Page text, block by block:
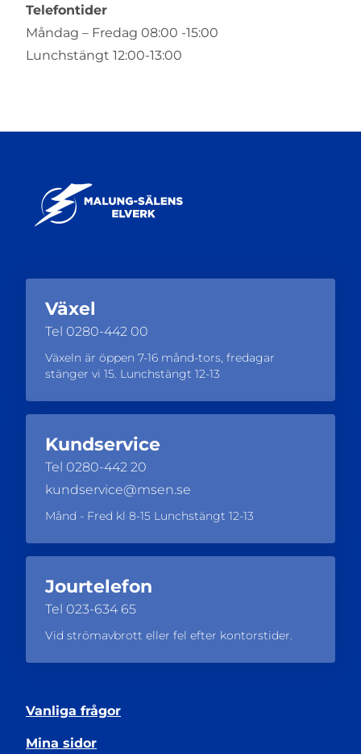
Telefontider
Måndag – Fredag 08:00 -15:00
Lunchstängt 12:00-13:00
Växel
Tel 0280-442 00
Växeln är öppen 7-16 månd-tors, fredagar
stänger vi 15. Lunchstängt 12-13
Kundservice
Tel 0280-442 20
kundservice@msen.se
Månd - Fred kl 8-15 Lunchstängt 12-13
Jourtelefon
Tel 023-634 65
Vid strömavbrott eller fel efter kontorstider.
Vanliga frågor
Mina sidor